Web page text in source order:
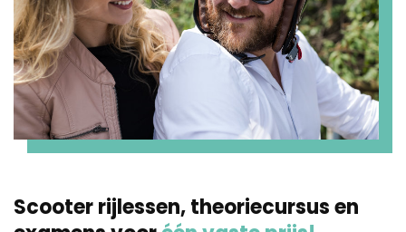
Scooter rijlessen, theoriecursus en